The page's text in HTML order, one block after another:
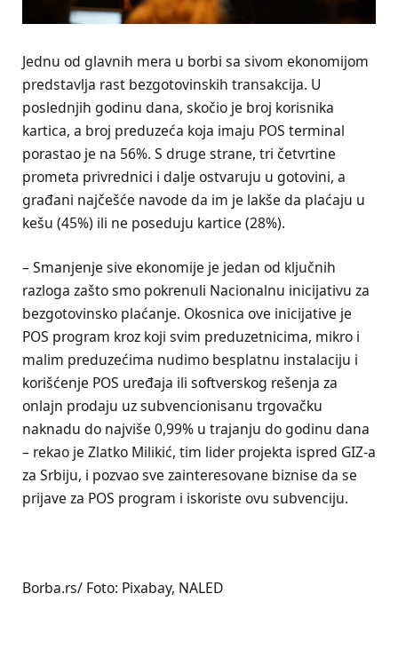
Jednu od glavnih mera u borbi sa sivom ekonomijom
predstavlja rast bezgotovinskih transakcija. U
poslednjih godinu dana, skočio je broj korisnika
kartica, a broj preduzeća koja imaju POS terminal
porastao je na 56%. S druge strane, tri četvrtine
prometa privrednici i dalje ostvaruju u gotovini, a
građani najčešće navode da im je lakše da plaćaju u
kešu (45%) ili ne poseduju kartice (28%).
– Smanjenje sive ekonomije je jedan od ključnih
razloga zašto smo pokrenuli Nacionalnu inicijativu za
bezgotovinsko plaćanje. Okosnica ove inicijative je
POS program kroz koji svim preduzetnicima, mikro i
malim preduzećima nudimo besplatnu instalaciju i
korišćenje POS uređaja ili softverskog rešenja za
onlajn prodaju uz subvencionisanu trgovačku
naknadu do najviše 0,99% u trajanju do godinu dana
– rekao je Zlatko Milikić, tim lider projekta ispred GIZ-a
za Srbiju, i pozvao sve zainteresovane biznise da se
prijave za POS program i iskoriste ovu subvenciju.
Borba.rs/ Foto: Pixabay, NALED